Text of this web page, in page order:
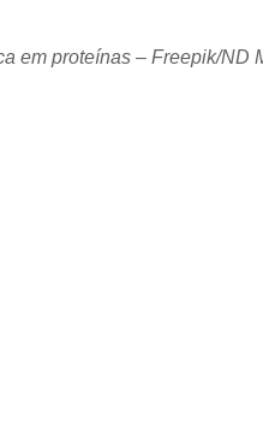
em proteínas – Freepik/ND